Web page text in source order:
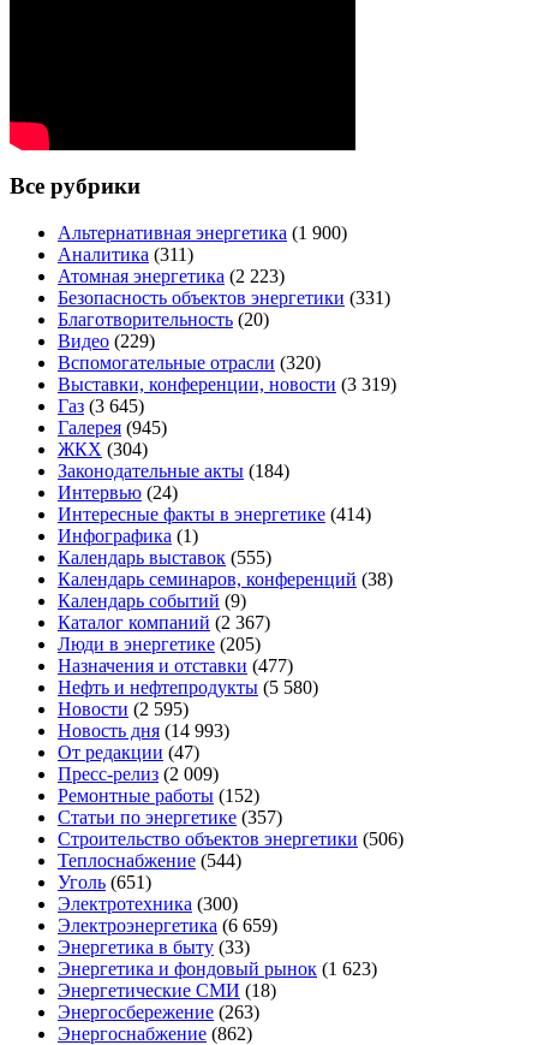
Все рубрики
Альтернативная энергетика (1 900)
Аналитика (311)
Атомная энергетика (2 223)
Безопасность объектов энергетики (331)
Благотворительность (20)
Видео (229)
Вспомогательные отрасли (320)
Выставки, конференции, новости (3 319)
Газ (3 645)
Галерея (945)
ЖКХ (304)
Законодательные акты (184)
Интервью (24)
Интересные факты в энергетике (414)
Инфографика (1)
Календарь выставок (555)
Календарь семинаров, конференций (38)
Календарь событий (9)
Каталог компаний (2 367)
Люди в энергетике (205)
Назначения и отставки (477)
Нефть и нефтепродукты (5 580)
Новости (2 595)
Новость дня (14 993)
От редакции (47)
Пресс-релиз (2 009)
Ремонтные работы (152)
Статьи по энергетике (357)
Строительство объектов энергетики (506)
Теплоснабжение (544)
Уголь (651)
Электротехника (300)
Электроэнергетика (6 659)
Энергетика в быту (33)
Энергетика и фондовый рынок (1 623)
Энергетические СМИ (18)
Энергосбережение (263)
Энергоснабжение (862)